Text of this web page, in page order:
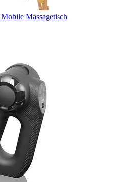
Massagetisch